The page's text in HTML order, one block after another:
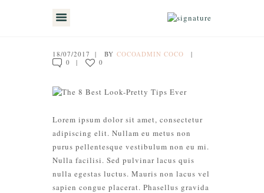
ACERCA DE MI
MIS SERVICIOS
TESTIMONIOS
MIS CLIENTES
CONTÁCTAME
18/07/2017 BY COCOADMIN COCO
0
0
Lorem ipsum dolor sit amet, consectetur
adipiscing elit. Nullam eu metus non
purus pellentesque vestibulum non eu mi.
Nulla facilisi. Sed pulvinar lacus quis
nulla egestas luctus. Mauris non lacus vel
sapien congue placerat. Phasellus gravida